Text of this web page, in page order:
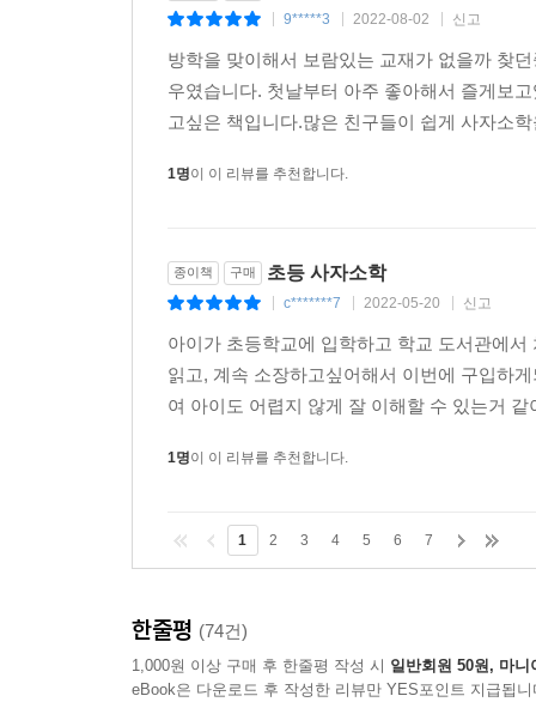
9*****3 2022-08-02 신고
방학을 맞이해서 보람있는 교재가 없을까 찾
우였습니다. 첫날부터 아주 좋아해서 즐게보
고싶은 책입니다.많은 친구들이 쉽게 사자소
1명이 이 리뷰를 추천합니다.
종이책 구매 초등 사자소학
c*******7 2022-05-20 신고
아이가 초등학교에 입학하고 학교 도서관에
읽고, 계속 소장하고싶어해서 이번에 구입하
여 아이도 어렵지 않게 잘 이해할 수 있는거
1명이 이 리뷰를 추천합니다.
1 2 3 4 5 6 7
한줄평 (74건)
1,000원 이상 구매 후 한줄평 작성 시 일반회원 50원, 마니
eBook은 다운로드 후 작성한 리뷰만 YES포인트 지급됩니